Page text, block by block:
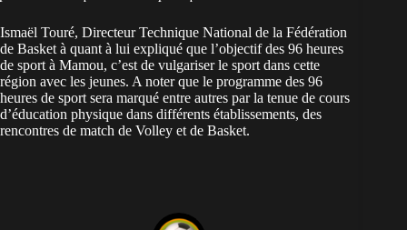
Ismaël Touré, Directeur Technique National de la Fédération
de Basket à quant à lui expliqué que l’objectif des 96 heures
de sport à Mamou, c’est de vulgariser le sport dans cette
région avec les jeunes. A noter que le programme des 96
heures de sport sera marqué entre autres par la tenue de cours
d’éducation physique dans différents établissements, des
rencontres de match de Volley et de Basket.